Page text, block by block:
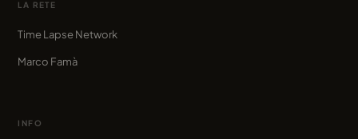
LA RETE
Time Lapse Network
Marco Famà
INFO